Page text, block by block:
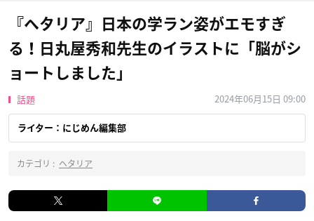
『ヘタリア』日本の学ラン姿がエモすぎ
る！日丸屋秀和先生のイラストに「脳がシ
ョートしました」
話題 2024年06月15日 09:00
ライター：にじめん編集部
カテゴリ : ヘタリア